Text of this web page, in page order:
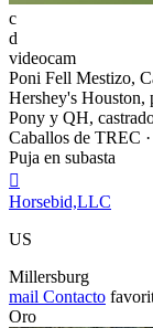
c
d
videocam
Poni Fell Mestizo,
Hershey's Houston,
Pony y QH,
Caballos de TREC
Puja en subasta

Horsebid,LLC
US
Millersburg
mail Contacto
Oro